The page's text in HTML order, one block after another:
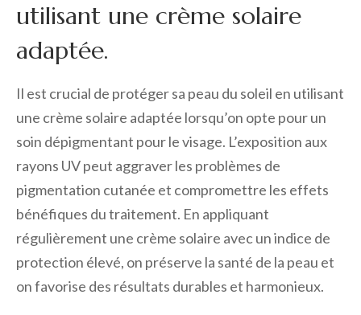
utilisant une crème solaire
adaptée.
Il est crucial de protéger sa peau du soleil en utilisant
une crème solaire adaptée lorsqu’on opte pour un
soin dépigmentant pour le visage. L’exposition aux
rayons UV peut aggraver les problèmes de
pigmentation cutanée et compromettre les effets
bénéfiques du traitement. En appliquant
régulièrement une crème solaire avec un indice de
protection élevé, on préserve la santé de la peau et
on favorise des résultats durables et harmonieux.